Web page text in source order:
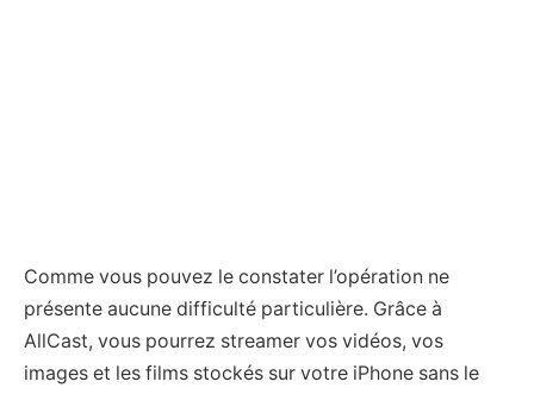
Comme vous pouvez le constater l’opération ne
présente aucune difficulté particulière. Grâce à
AllCast, vous pourrez streamer vos vidéos, vos
images et les films stockés sur votre iPhone sans le